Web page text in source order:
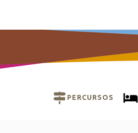
PERCURSOS